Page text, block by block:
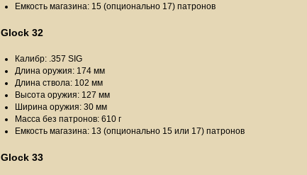
Емкость магазина: 15 (опционально 17) патронов
Glock 32
Калибр: .357 SIG
Длина оружия: 174 мм
Длина ствола: 102 мм
Высота оружия: 127 мм
Ширина оружия: 30 мм
Масса без патронов: 610 г
Емкость магазина: 13 (опционально 15 или 17) патронов
Glock 33